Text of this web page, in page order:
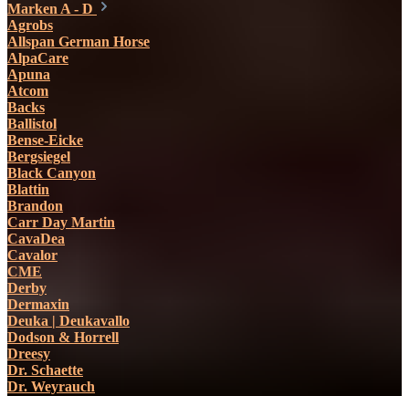
Marken A - D
Agrobs
Allspan German Horse
AlpaCare
Apuna
Atcom
Backs
Ballistol
Bense-Eicke
Bergsiegel
Black Canyon
Blattin
Brandon
Carr Day Martin
CavaDea
Cavalor
CME
Derby
Dermaxin
Deuka | Deukavallo
Dodson & Horrell
Dreesy
Dr. Schaette
Dr. Weyrauch